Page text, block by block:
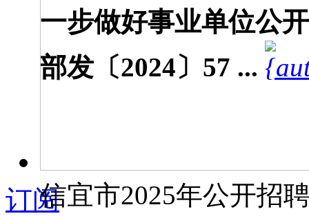
一步做好事业单位公
部发〔2024〕57 ...
信宜市2025年公开招
订阅